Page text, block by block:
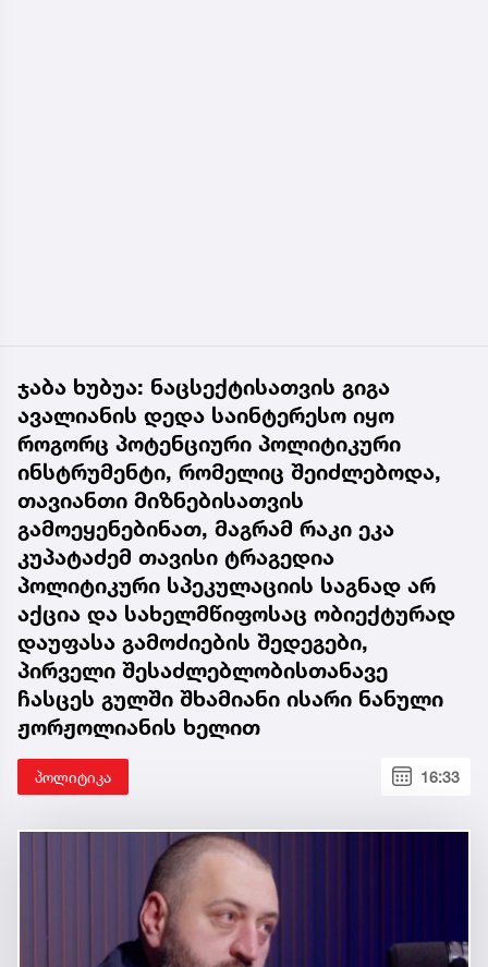
ჯაბა ხუბუა: ნაცსექტისათვის გიგა
ავალიანის დედა საინტერესო იყო
როგორც პოტენციური პოლიტიკური
ინსტრუმენტი, რომელიც შეიძლებოდა,
თავიანთი მიზნებისათვის
გამოეყენებინათ, მაგრამ რაკი ეკა
კუპატაძემ თავისი ტრაგედია
პოლიტიკური სპეკულაციის საგნად არ
აქცია და სახელმწიფოსაც ობიექტურად
დაუფასა გამოძიების შედეგები,
პირველი შესაძლებლობისთანავე
ჩასცეს გულში შხამიანი ისარი ნანული
ჟორჟოლიანის ხელით
პოლიტიკა 16:33